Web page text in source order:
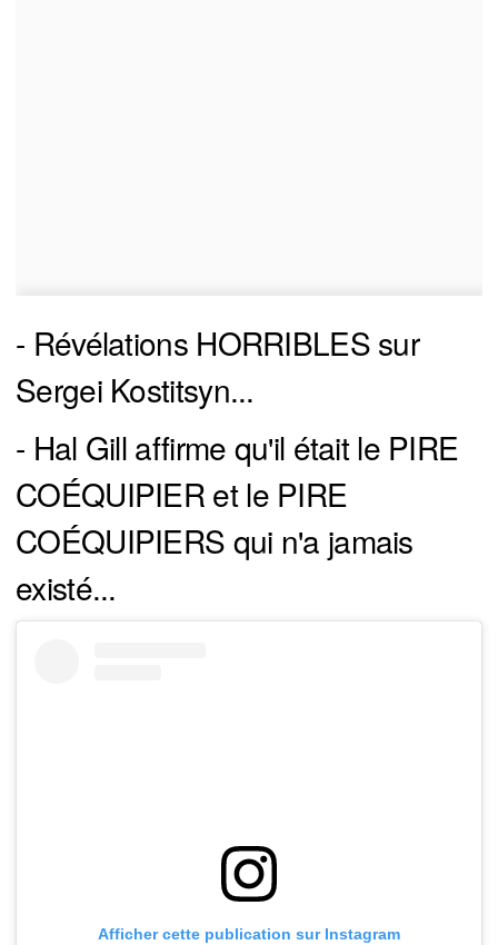
- Révélations HORRIBLES sur
Sergei Kostitsyn...
- Hal Gill affirme qu'il était le PIRE
COÉQUIPIER et le PIRE
COÉQUIPIERS qui n'a jamais
existé...
Afficher cette publication sur Instagram